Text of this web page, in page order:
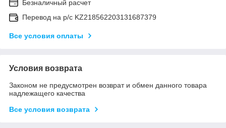
Безналичный расчет
Перевод на р/с KZ218562203131687379
Все условия оплаты
Условия возврата
Законом не предусмотрен возврат и обмен данного товара
надлежащего качества
Все условия возврата